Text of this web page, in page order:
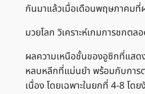
กันมาแล้วเมื่อเดือนพฤษภาคมที่
มวยโลก วิเคราะห์เกมการชกตล
ผลความเหนือชั้นของอูซิกที่แสด
หลบหลีกที่แม่นยำ พร้อมกับการต
เนื่อง โดยเฉพาะในยกที่ 4-8 โด